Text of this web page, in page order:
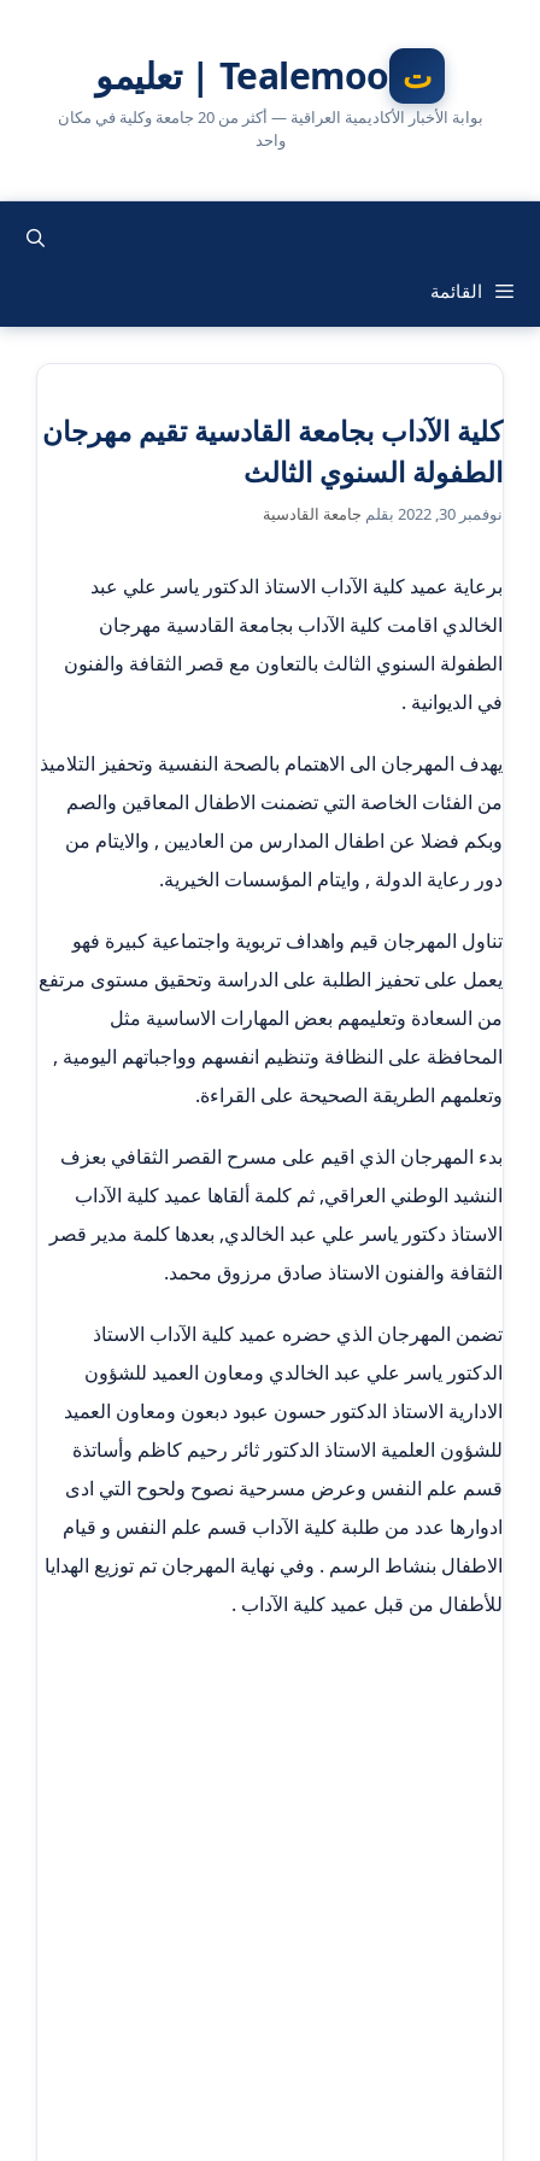
Tealemoo | تعليمو
بوابة الأخبار الأكاديمية العراقية — أكثر من 20 جامعة وكلية في مكان
واحد
القائمة
كلية الآداب بجامعة القادسية تقيم مهرجان
الطفولة السنوي الثالث
نوفمبر 30, 2022 بقلم جامعة القادسية
برعاية عميد كلية الآداب الاستاذ الدكتور ياسر علي عبد
الخالدي اقامت كلية الآداب بجامعة القادسية مهرجان
الطفولة السنوي الثالث بالتعاون مع قصر الثقافة والفنون
في الديوانية .
يهدف المهرجان الى الاهتمام بالصحة النفسية وتحفيز التلاميذ
من الفئات الخاصة التي تضمنت الاطفال المعاقين والصم
وبكم فضلا عن اطفال المدارس من العاديين , والايتام من
دور رعاية الدولة , وايتام المؤسسات الخيرية.
تناول المهرجان قيم واهداف تربوية واجتماعية كبيرة فهو
يعمل على تحفيز الطلبة على الدراسة وتحقيق مستوى مرتفع
من السعادة وتعليمهم بعض المهارات الاساسية مثل
المحافظة على النظافة وتنظيم انفسهم وواجباتهم اليومية ,
وتعلمهم الطريقة الصحيحة على القراءة.
بدء المهرجان الذي اقيم على مسرح القصر الثقافي بعزف
النشيد الوطني العراقي, ثم كلمة ألقاها عميد كلية الآداب
الاستاذ دكتور ياسر علي عبد الخالدي, بعدها كلمة مدير قصر
الثقافة والفنون الاستاذ صادق مرزوق محمد.
تضمن المهرجان الذي حضره عميد كلية الآداب الاستاذ
الدكتور ياسر علي عبد الخالدي ومعاون العميد للشؤون
الادارية الاستاذ الدكتور حسون عبود دبعون ومعاون العميد
للشؤون العلمية الاستاذ الدكتور ثائر رحيم كاظم وأساتذة
قسم علم النفس وعرض مسرحية نصوح ولحوح التي ادى
ادوارها عدد من طلبة كلية الآداب قسم علم النفس و قيام
الاطفال بنشاط الرسم . وفي نهاية المهرجان تم توزيع الهدايا
للأطفال من قبل عميد كلية الآداب .